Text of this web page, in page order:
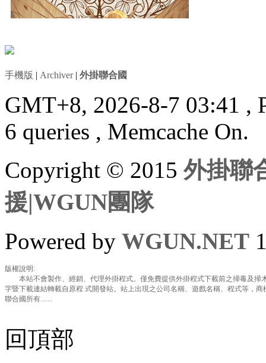
手機版 | Archiver| 外掛聯合國
GMT+8, 2026-8-7 03:41 ,
6 queries , Memcache On.
Copyright © 2015外掛聯
援|WGUN團隊
Powered by WGUN.NET
版權說明:
本站不會製作、經銷、代理外掛程式。僅免費提供外掛程式下載前之掃毒及掃
字暨下載連結轉載自原程 式開發站。站上出現之公司名稱、遊戲名稱、程式等，
聯合國所有.......
回頂部